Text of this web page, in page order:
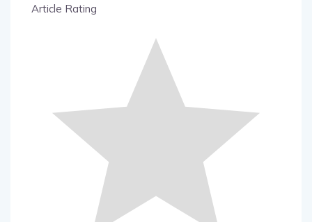
Article Rating